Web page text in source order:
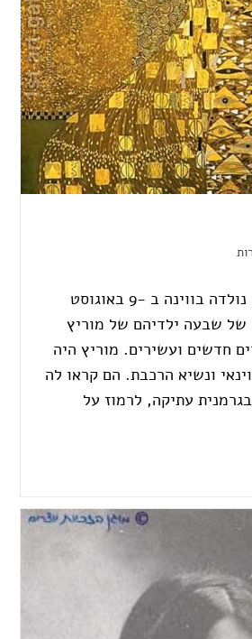
אדלה בלוך-באואר נולדה בווינה ב -9 באוגוסט
של שבעה ילדיהם של מוריץ
חדשים ועשירים. מוריץ היה
ונשיא הרכבת. הם קראו לה
עתיקה, לרמוז על